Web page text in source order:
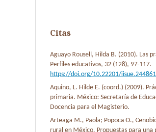
Citas
Aguayo Rousell, Hilda B. (2010). Las
Perfiles educativos, 32 (128), 97-117.
https://doi.org/10.22201/
Aquino, L. Hilde E. (coord.) (2009).
primaria. México: Secretaría de
Docencia para el Magisterio.
Arteaga M., Paola; Popoca O.,
rural en México. Propuestas para